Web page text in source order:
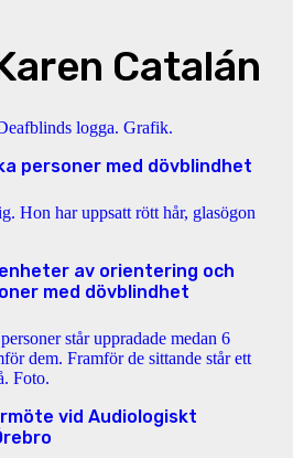
Catalán
personer med dövblindhet
av orientering och
med dövblindhet
vid Audiologiskt